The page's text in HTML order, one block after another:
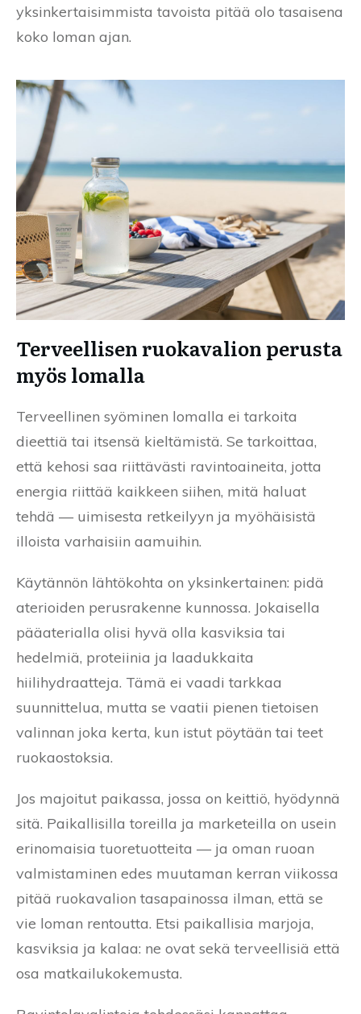
yksinkertaisimmista tavoista pitää olo tasaisena
koko loman ajan.
Terveellisen ruokavalion perusta
myös lomalla
Terveellinen syöminen lomalla ei tarkoita
dieettiä tai itsensä kieltämistä. Se tarkoittaa,
että kehosi saa riittävästi ravintoaineita, jotta
energia riittää kaikkeen siihen, mitä haluat
tehdä — uimisesta retkeilyyn ja myöhäisistä
illoista varhaisiin aamuihin.
Käytännön lähtökohta on yksinkertainen: pidä
aterioiden perusrakenne kunnossa. Jokaisella
pääaterialla olisi hyvä olla kasviksia tai
hedelmiä, proteiinia ja laadukkaita
hiilihydraatteja. Tämä ei vaadi tarkkaa
suunnittelua, mutta se vaatii pienen tietoisen
valinnan joka kerta, kun istut pöytään tai teet
ruokaostoksia.
Jos majoitut paikassa, jossa on keittiö, hyödynnä
sitä. Paikallisilla toreilla ja marketeilla on usein
erinomaisia tuoretuotteita — ja oman ruoan
valmistaminen edes muutaman kerran viikossa
pitää ruokavalion tasapainossa ilman, että se
vie loman rentoutta. Etsi paikallisia marjoja,
kasviksia ja kalaa: ne ovat sekä terveellisiä että
osa matkailukokemusta.